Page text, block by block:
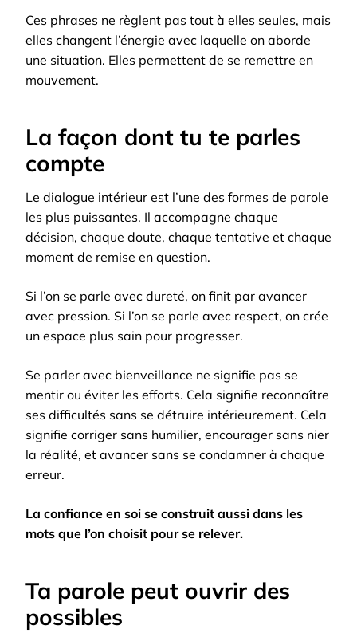
Ces phrases ne règlent pas tout à elles seules, mais
elles changent l’énergie avec laquelle on aborde
une situation. Elles permettent de se remettre en
mouvement.
La façon dont tu te parles
compte
Le dialogue intérieur est l’une des formes de parole
les plus puissantes. Il accompagne chaque
décision, chaque doute, chaque tentative et chaque
moment de remise en question.
Si l’on se parle avec dureté, on finit par avancer
avec pression. Si l’on se parle avec respect, on crée
un espace plus sain pour progresser.
Se parler avec bienveillance ne signifie pas se
mentir ou éviter les efforts. Cela signifie reconnaître
ses difficultés sans se détruire intérieurement. Cela
signifie corriger sans humilier, encourager sans nier
la réalité, et avancer sans se condamner à chaque
erreur.
La confiance en soi se construit aussi dans les
mots que l’on choisit pour se relever.
Ta parole peut ouvrir des
possibles